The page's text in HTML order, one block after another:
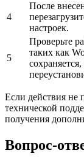
4
После
настроек.
5
Проверьте
таких как
Если действия не
технической
получения
Вопрос-